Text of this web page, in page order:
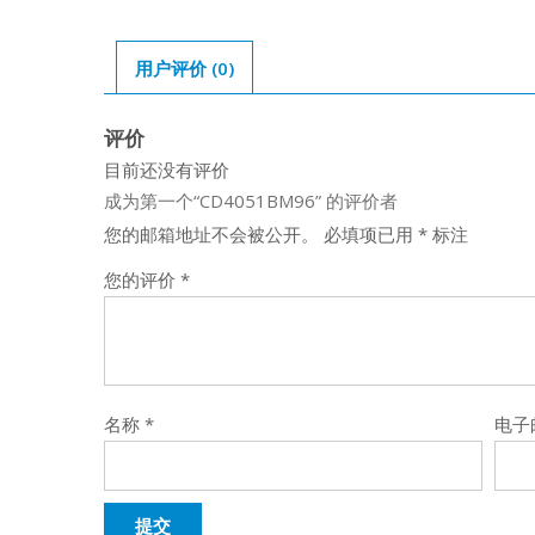
用户评价 (0)
评价
目前还没有评价
成为第一个“CD4051BM96” 的评价者
您的邮箱地址不会被公开。
必填项已用 * 标注
您的评价 *
名称 * 电